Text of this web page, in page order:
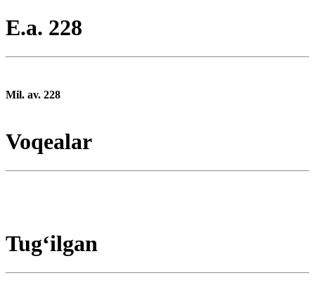
E.a. 228
Mil. av. 228
Voqealar
Tugʻilgan